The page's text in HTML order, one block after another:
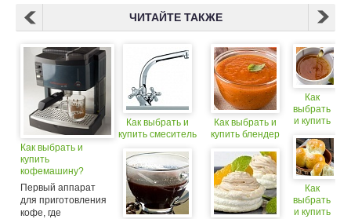
ЧИТАЙТЕ ТАКЖЕ
Как выбрать и
купить
кофемашину?
Первый аппарат
для приготовления
кофе, где
Как выбрать и
купить смеситель
Как выбрать и
купить блендер
Как
выбрать
и купить
Как
выбрать
и купить